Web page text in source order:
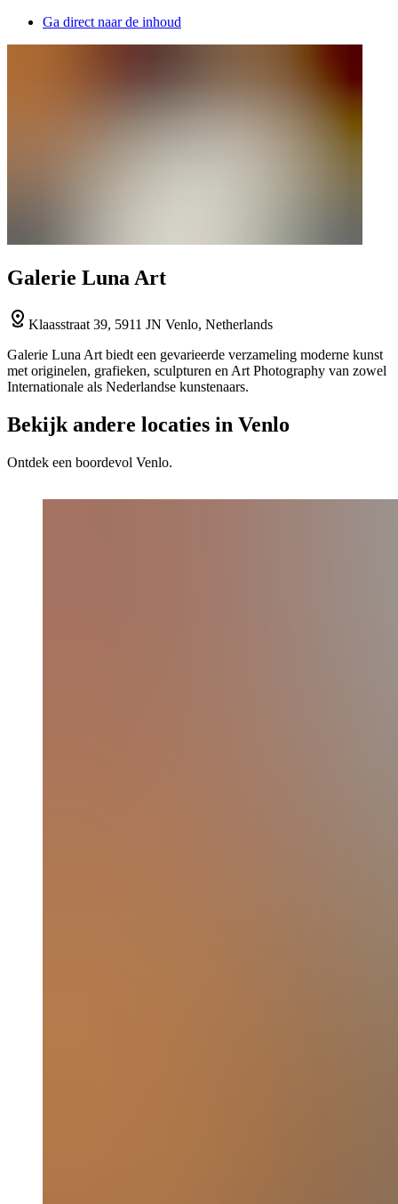
Ga direct naar de inhoud
Galerie Luna Art
Klaasstraat 39, 5911 JN Venlo, Netherlands
Galerie Luna Art biedt een gevarieerde verzameling moderne kunst
met originelen, grafieken, sculpturen en Art Photography van zowel
Internationale als Nederlandse kunstenaars.
Bekijk andere locaties in Venlo
Ontdek een boordevol Venlo.